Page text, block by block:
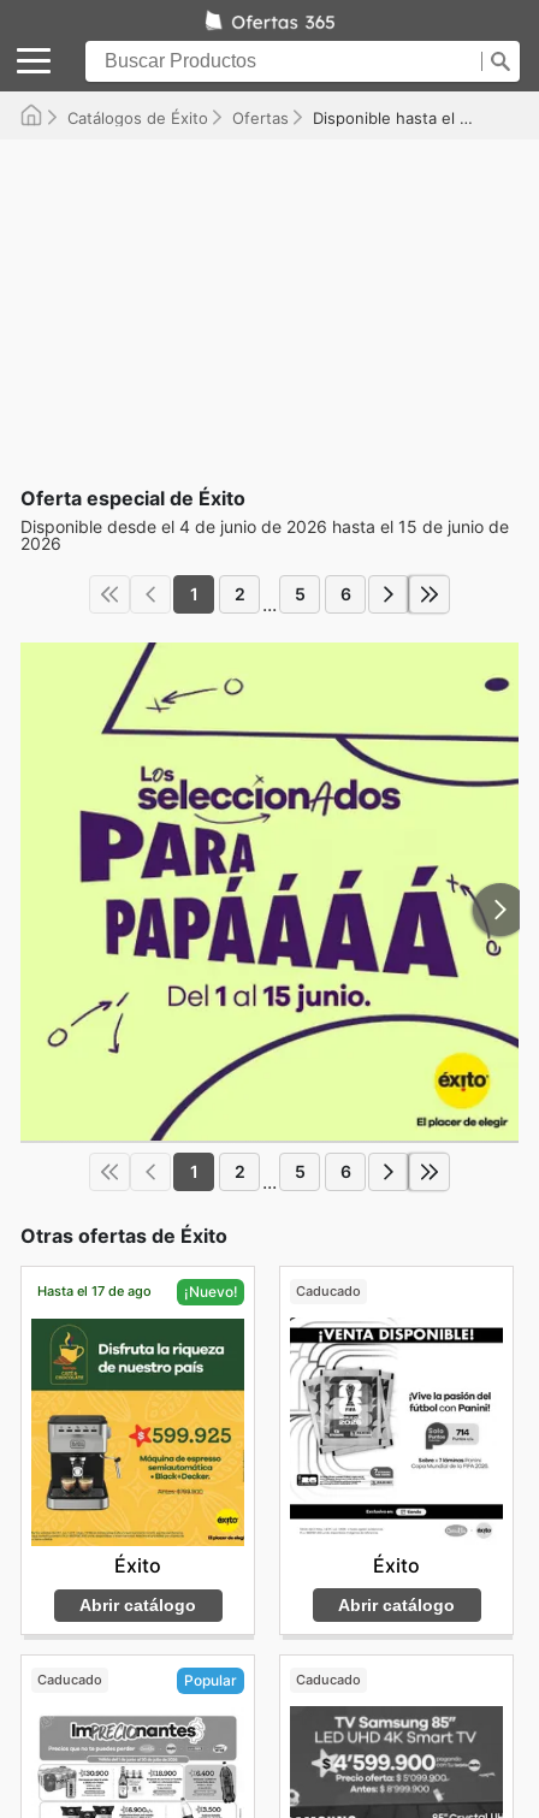
Catálogos de Éxito Ofertas Disponible hasta el 15/06/2026
Oferta especial de Éxito
Disponible desde el 4 de junio de 2026 hasta el 15 de junio de
2026
1 2 ... 5 6
1 2 ... 5 6
Otras ofertas de Éxito
Hasta el 17 de ago ¡Nuevo!
Éxito
Abrir catálogo
Caducado
Éxito
Abrir catálogo
Caducado Popular Caducado